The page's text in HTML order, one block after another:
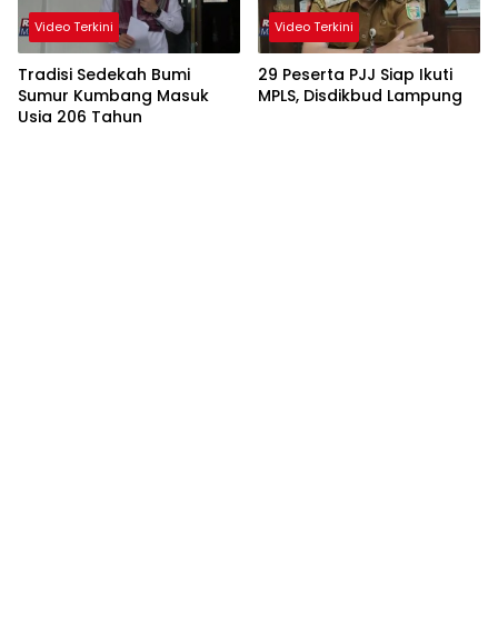
Video Terkini
Tradisi Sedekah Bumi
Sumur Kumbang Masuk
Usia 206 Tahun
Video Terkini
29 Peserta PJJ Siap Ikuti
MPLS, Disdikbud Lampung